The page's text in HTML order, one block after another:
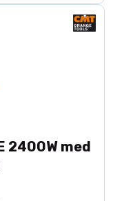
2400W med